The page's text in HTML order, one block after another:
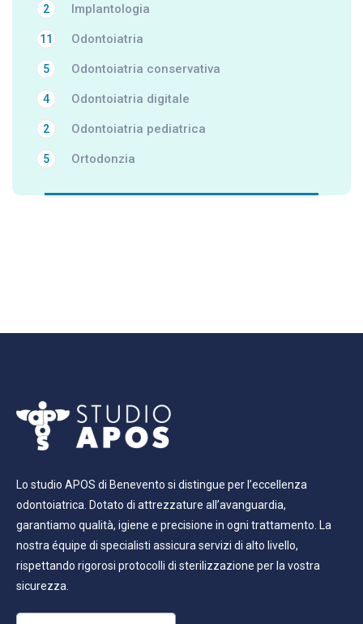
Implantologia
2
Odontoiatria
11
Odontoiatria conservativa
5
Odontoiatria digitale
4
Odontoiatria pediatrica
2
Ortodonzia
5
Lo studio APOS di Benevento si distingue per l’eccellenza
odontoiatrica. Dotato di attrezzature all’avanguardia,
garantiamo qualità, igiene e precisione in ogni trattamento. La
nostra équipe di specialisti assicura servizi di alto livello,
rispettando rigorosi protocolli di sterilizzazione per la vostra
sicurezza.